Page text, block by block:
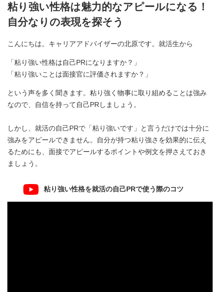
粘り強い性格は魅力的なアピールになる！
自分なりの表現を探そう
こんにちは。キャリアアドバイザーの北原です。就活生から
「粘り強い性格は自己PRになりますか？」
「粘り強いことは面接官に評価されますか？」
という声を多く聞きます。粘り強く物事に取り組めることは強み
なので、自信を持って自己PRしましょう。
しかし、就活の自己PRで「粘り強いです」と言うだけでは十分に
強みをアピールできません。自分が持つ粘り強さを効果的に伝え
るためにも、面接でアピールするポイントや例文を押さえておき
ましょう。
粘り強い性格を就活の自己PRで使う際のコツ